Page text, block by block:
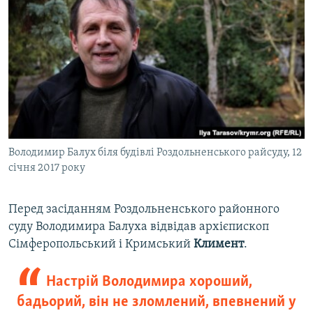
Володимир Балух біля будівлі Роздольненського райсуду, 12
січня 2017 року
Перед засіданням Роздольненського районного
суду Володимира Балуха відвідав архієпископ
Сімферопольський і Кримський Климент.
Настрій Володимира хороший,
бадьорий, він не зломлений, впевнений у